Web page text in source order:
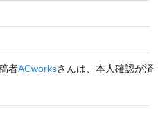
者ACworksさんは、本人確認が済